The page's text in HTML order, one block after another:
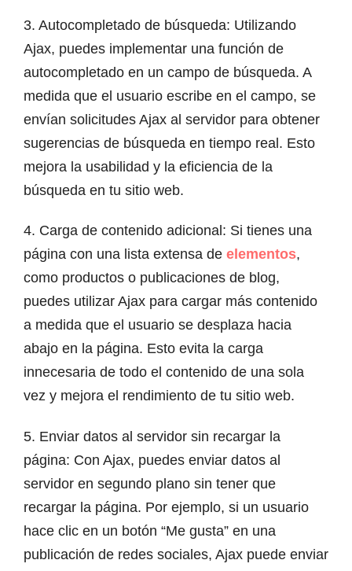
3. Autocompletado de búsqueda: Utilizando
Ajax, puedes implementar una función de
autocompletado en un campo de búsqueda. A
medida que el usuario escribe en el campo, se
envían solicitudes Ajax al servidor para obtener
sugerencias de búsqueda en tiempo real. Esto
mejora la usabilidad y la eficiencia de la
búsqueda en tu sitio web.
4. Carga de contenido adicional: Si tienes una
página con una lista extensa de elementos,
como productos o publicaciones de blog,
puedes utilizar Ajax para cargar más contenido
a medida que el usuario se desplaza hacia
abajo en la página. Esto evita la carga
innecesaria de todo el contenido de una sola
vez y mejora el rendimiento de tu sitio web.
5. Enviar datos al servidor sin recargar la
página: Con Ajax, puedes enviar datos al
servidor en segundo plano sin tener que
recargar la página. Por ejemplo, si un usuario
hace clic en un botón “Me gusta” en una
publicación de redes sociales, Ajax puede enviar